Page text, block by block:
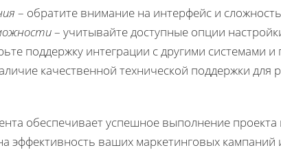
– обратите внимание на интерфейс и
– учитывайте доступные опции
поддержку интеграции с другими системами
качественной технической поддержки
обеспечивает успешное выполнение проекта
эффективность ваших маркетинговых кампаний